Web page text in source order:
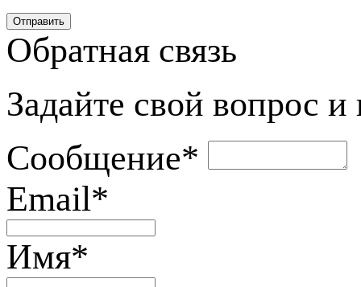
Обратная связь
Задайте свой вопрос
Сообщение*
Email*
Имя*